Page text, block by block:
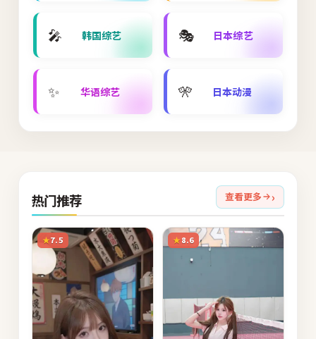
🎤 韩国综艺 🎭 日本综艺
✨ 华语综艺 🎌 日本动漫
热门推荐 查看更多
7.5 8.6